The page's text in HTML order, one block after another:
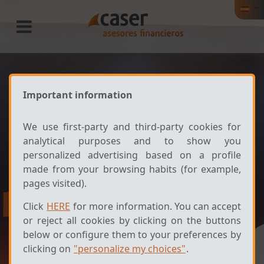
Important information
We use first-party and third-party cookies for
analytical purposes and to show you
personalized advertising based on a profile
made from your browsing habits (for example,
pages visited).
Click HERE for more information. You can accept
or reject all cookies by clicking on the buttons
below or configure them to your preferences by
clicking on "personalize my choices".